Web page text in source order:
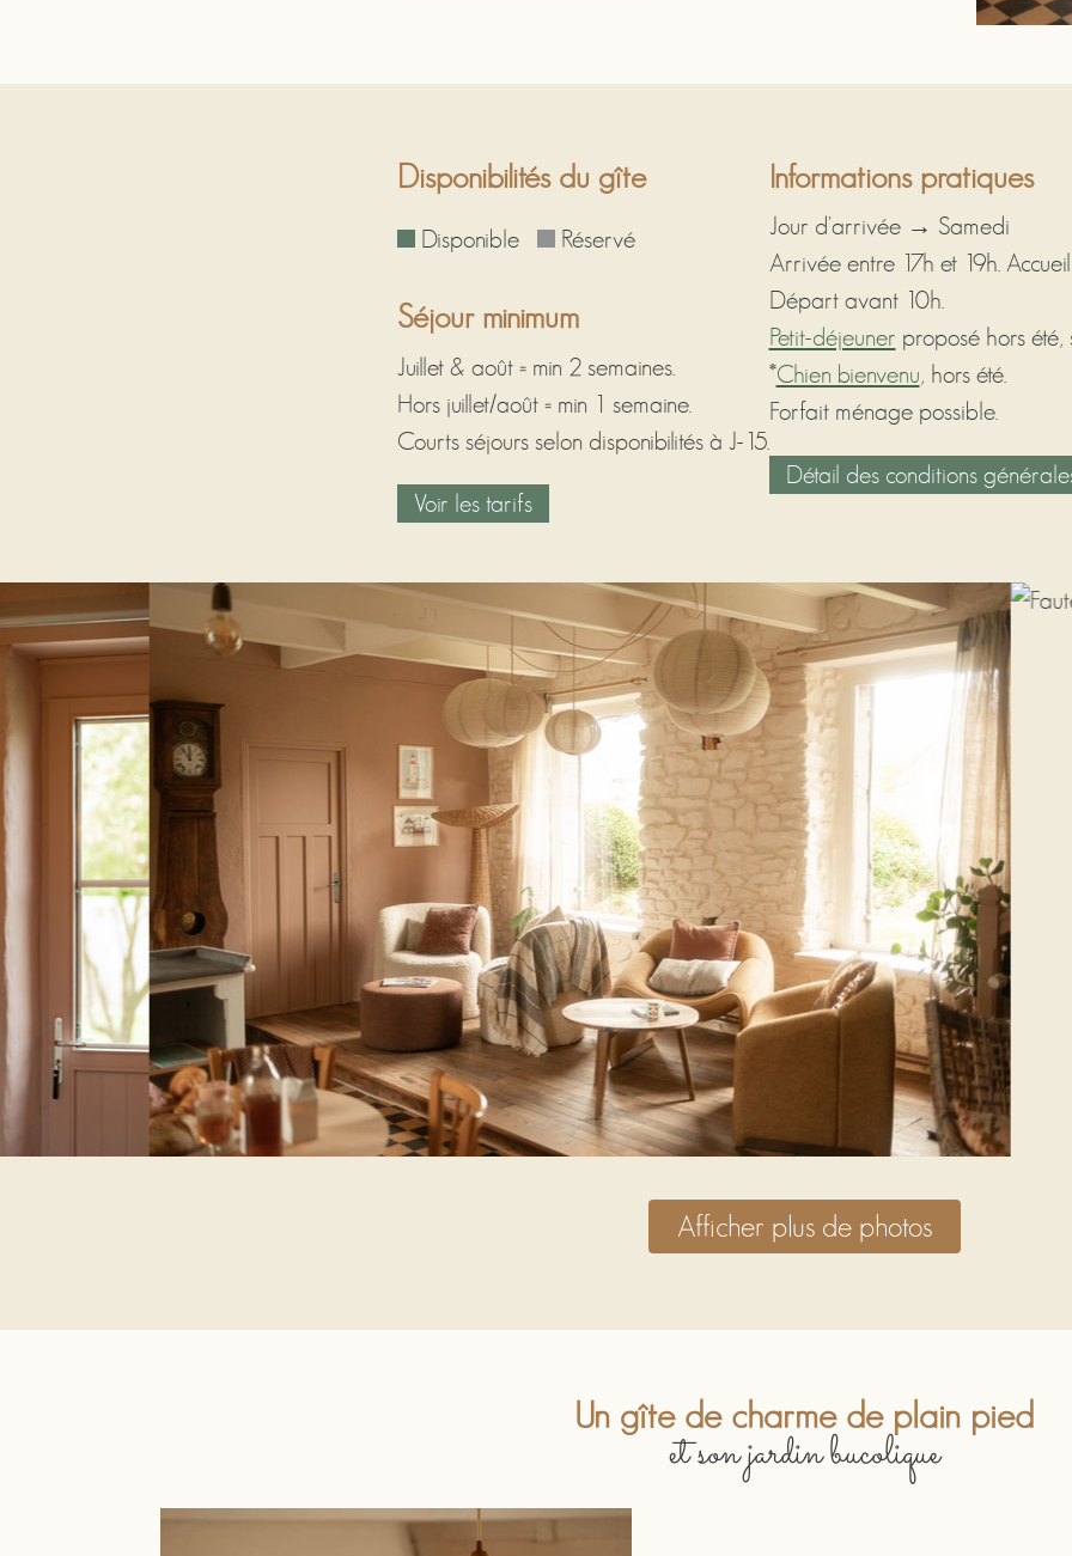
Disponibilités du gîte
Disponible Réservé
Séjour minimum
Juillet & août = min 2 semaines.
Hors juillet/août = min 1 semaine.
Courts séjours selon disponibilités à J-15.
Voir les tarifs
Informations pratiques
Jour d'arrivée → Samedi
Arrivée entre 17h et 19h.
Départ avant 10h.
Petit-déjeuner proposé hors été,
*Chien bienvenu, hors été.
Forfait ménage possible.
Détail des conditions
Afficher plus de photos
Un gîte de charme de plain pied
et son jardin bucolique